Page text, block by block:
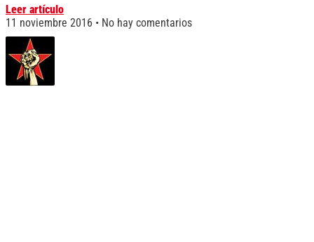
Leer artículo
11 noviembre 2016
No hay comentarios